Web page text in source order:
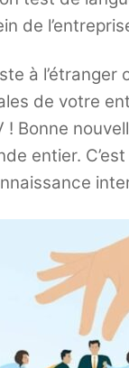
de
à
de votre
! Bonne
entier.